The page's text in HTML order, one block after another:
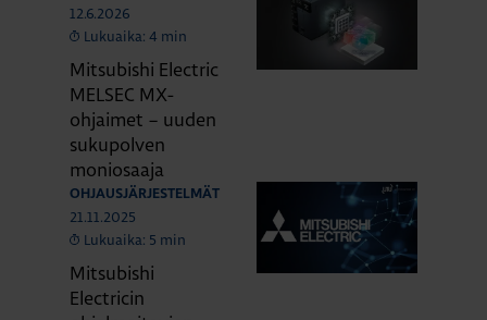
12.6.2026
Lukuaika: 4 min
Mitsubishi Electric
MELSEC MX-
ohjaimet – uuden
sukupolven
moniosaaja
OHJAUSJÄRJESTELMÄT
21.11.2025
Lukuaika: 5 min
Mitsubishi
Electricin